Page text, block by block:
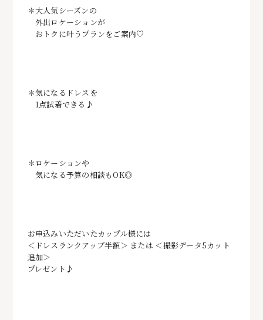
＊大人気シーズンの
外出ロケーションが
おトクに叶うプランをご案内♡
＊気になるドレスを
1点試着できる♪
＊ロケーションや
気になる予算の相談もOK◎
お申込みいただいたカップル様には
＜ドレスランクアップ半額＞ または ＜撮影データ5カット
追加＞
プレゼント♪